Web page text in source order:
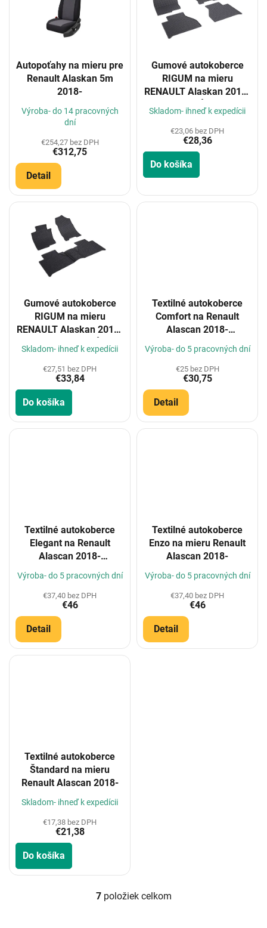
Autopoťahy na mieru pre
Renault Alaskan 5m
2018-
Výroba- do 14 pracovných
dní
€254,27 bez DPH
€312,75
Detail
Gumové autokoberce
RIGUM na mieru
RENAULT Alaskan 2017-
4 DÍL
Skladom- ihneď k expedícii
€23,06 bez DPH
€28,36
Do košíka
Gumové autokoberce
RIGUM na mieru
RENAULT Alaskan 2017-
LUX+tunel (5 DÍL)
Skladom- ihneď k expedícii
€27,51 bez DPH
€33,84
Do košíka
Textilné autokoberce
Comfort na Renault
Alascan 2018-
(Konfigurátor)
Výroba- do 5 pracovných dní
€25 bez DPH
€30,75
Detail
Textilné autokoberce
Elegant na Renault
Alascan 2018-
(Konfigurátor)
Výroba- do 5 pracovných dní
€37,40 bez DPH
€46
Detail
Textilné autokoberce
Enzo na mieru Renault
Alascan 2018-
Výroba- do 5 pracovných dní
€37,40 bez DPH
€46
Detail
Textilné autokoberce
Štandard na mieru
Renault Alascan 2018-
Skladom- ihneď k expedícii
€17,38 bez DPH
€21,38
Do košíka
O
7položiek celkom